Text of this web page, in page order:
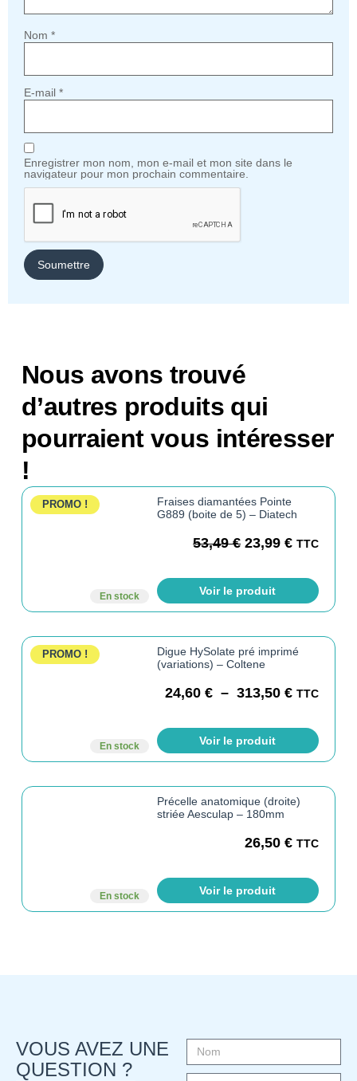
Nom *
E-mail *
Enregistrer mon nom, mon e-mail et mon site dans le
navigateur pour mon prochain commentaire.
Nous avons trouvé
d’autres produits qui
pourraient vous intéresser
!
PROMO !
En stock
Fraises diamantées Pointe
G889 (boite de 5) – Diatech
53,49€ 23,99€ TTC
Voir le produit
PROMO !
En stock
Digue HySolate pré imprimé
(variations) – Coltene
24,60€ – 313,50€ TTC
Voir le produit
En stock
Précelle anatomique (droite)
striée Aesculap – 180mm
26,50€ TTC
Voir le produit
VOUS AVEZ UNE
QUESTION ?